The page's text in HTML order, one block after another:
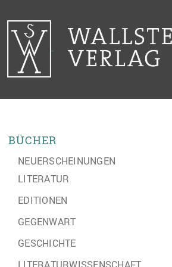
BÜCHER
NEUERSCHEINUNGEN
LITERATUR
EDITIONEN
GEGENWART
GESCHICHTE